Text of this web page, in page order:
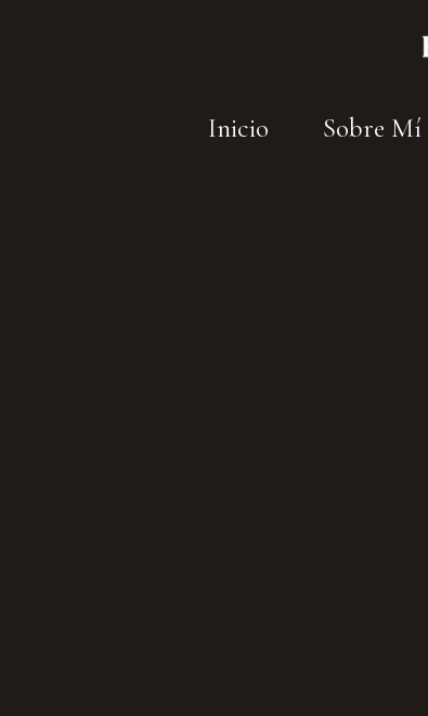
Inicio Sobre Mí